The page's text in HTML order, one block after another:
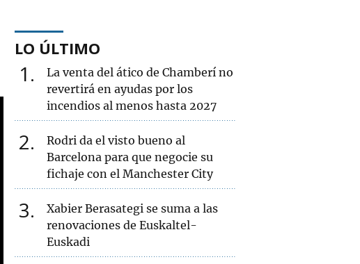
LO ÚLTIMO
1
La venta del ático de Chamberí no
revertirá en ayudas por los
incendios al menos hasta 2027
2
Rodri da el visto bueno al
Barcelona para que negocie su
fichaje con el Manchester City
3
Xabier Berasategi se suma a las
renovaciones de Euskaltel-
Euskadi